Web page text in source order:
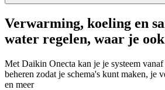
Verwarming, koeling en
water regelen, waar je
Met Daikin Onecta kan je je systeem
beheren zodat je schema's kunt maken, je
en meer